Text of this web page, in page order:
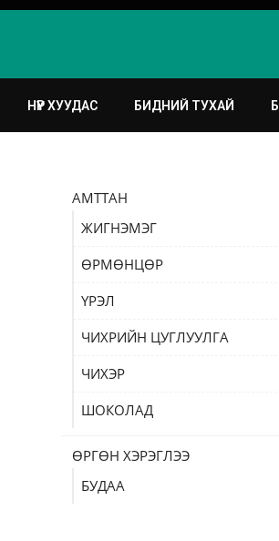
НҮҮР ХУУДАС БИДНИЙ ТУХАЙ
АМТТАН
ЖИГНЭМЭГ
ӨРМӨНЦӨР
ҮРЭЛ
ЧИХРИЙН ЦУГЛУУЛГА
ЧИХЭР
ШОКОЛАД
ӨРГӨН ХЭРЭГЛЭЭ
БУДАА